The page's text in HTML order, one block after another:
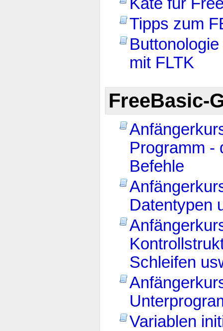
Tipps zum
mit FLTK
FreeBasic-
Programm -
Befehle
Datentypen
Schleifen
Variablen